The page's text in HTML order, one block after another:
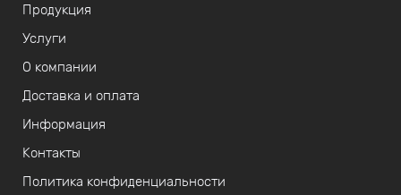
Продукция
Услуги
О компании
Доставка и оплата
Информация
Контакты
Политика конфиденциальности